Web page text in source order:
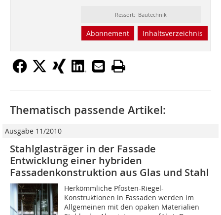
Ressort: Bautechnik
Abonnement Inhaltsverzeichnis
Thematisch passende Artikel:
Ausgabe 11/2010
Stahlglasträger in der Fassade
Entwicklung einer hybriden
Fassadenkonstruktion aus Glas und Stahl
Herkömmliche Pfosten-Riegel-
Konstruktionen in Fassaden werden im
Allgemeinen mit den opaken Materialien